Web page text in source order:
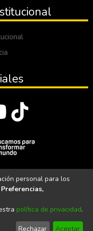
del Carchi
| Acreditada por el
33-CACES-2020
personal para los
política de privacidad.
Rechazar Aceptar